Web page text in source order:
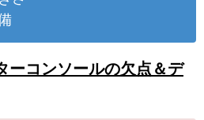
ーコンソールの欠点＆デ